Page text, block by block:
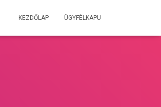
KEZDŐLAP ÜGYFÉLKAPU